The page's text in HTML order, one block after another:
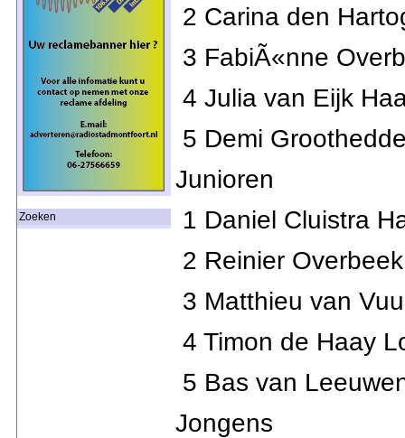
Zoeken
2 Carina den
3 FabiÃ«nne
4 Julia van Eijk
5 Demi
Junioren
1 Daniel Cluistra
2 Reinier
3 Matthieu van
4 Timon de Haay
5 Bas van
Jongens